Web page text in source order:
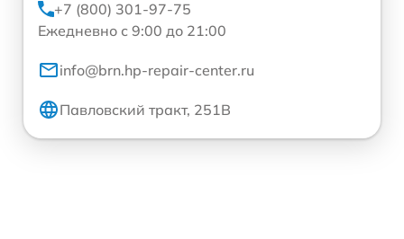
+7 (800) 301-97-75
Ежедневно с 9:00 до 21:00
info@brn.hp-repair-center.ru
Павловский тракт, 251В